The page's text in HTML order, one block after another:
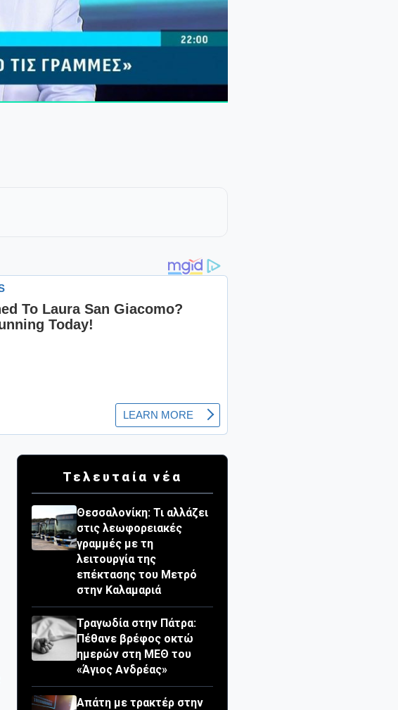
Τελευταία νέα
Θεσσαλονίκη: Τι αλλάζει
στις λεωφορειακές
γραμμές με τη
λειτουργία της
επέκτασης του Μετρό
στην Καλαμαριά
Τραγωδία στην Πάτρα:
Πέθανε βρέφος οκτώ
ημερών στη ΜΕΘ του
«Άγιος Ανδρέας»
Απάτη με τρακτέρ στην